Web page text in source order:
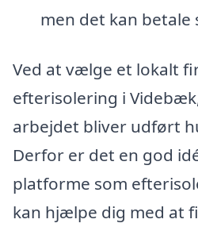
men det kan betale
Ved at vælge et lokalt
efterisolering i
arbejdet bliver udført
Derfor er det en god
platforme som
kan hjælpe dig med at